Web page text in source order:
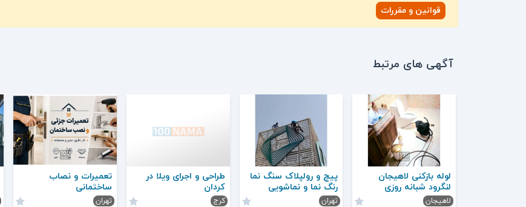
قوانین و مقررات
آگهی های مرتبط
لوله بازکنی لاهیجان
لنگرود شبانه روزی
لاهیجان
پیچ و رولپلاک سنگ نما
رنگ نما و نماشویی
تهران
طراحی و اجرای ویلا در
کردان
کرج
تعمیرات و نصاب
ساختمانی
تهران